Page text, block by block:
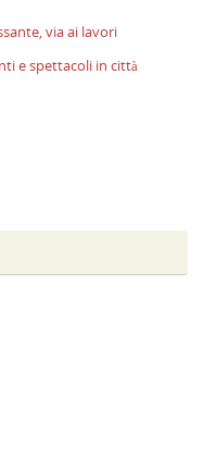
via ai lavori
e spettacoli in città